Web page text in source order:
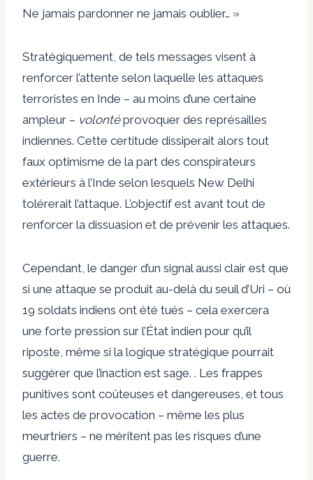
Ne jamais pardonner ne jamais oublier… »
Stratégiquement, de tels messages visent à
renforcer l’attente selon laquelle les attaques
terroristes en Inde – au moins d’une certaine
ampleur – volontéprovoquer des représailles
indiennes. Cette certitude dissiperait alors tout
faux optimisme de la part des conspirateurs
extérieurs à l’Inde selon lesquels New Delhi
tolérerait l’attaque. L’objectif est avant tout de
renforcer la dissuasion et de prévenir les attaques.
Cependant, le danger d’un signal aussi clair est que
si une attaque se produit au-delà du seuil d’Uri – où
19 soldats indiens ont été tués – cela exercera
une forte pression sur l’État indien pour qu’il
riposte, même si la logique stratégique pourrait
suggérer que l’inaction est sage. . Les frappes
punitives sont coûteuses et dangereuses, et tous
les actes de provocation – même les plus
meurtriers – ne méritent pas les risques d’une
guerre.